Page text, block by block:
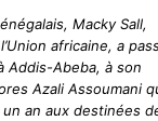
Macky Sall,
africaine, a
Addis-Abeba, à son
Azali Assoumani
an aux destinées